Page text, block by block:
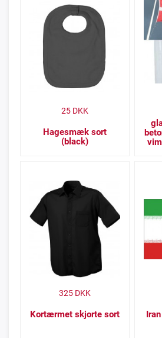
Hagesmæk sort
(black)
25DKK
Kortærmet skjorte sort
325DKK